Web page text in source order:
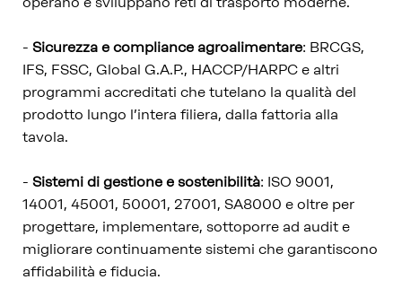
- Sicurezza e compliance agroalimentare: BRCGS,
IFS, FSSC, Global G.A.P., HACCP/HARPC e altri
programmi accreditati che tutelano la qualità del
prodotto lungo l’intera filiera, dalla fattoria alla
tavola.
- Sistemi di gestione e sostenibilità: ISO 9001,
14001, 45001, 50001, 27001, SA8000 e oltre per
progettare, implementare, sottoporre ad audit e
migliorare continuamente sistemi che garantiscono
affidabilità e fiducia.